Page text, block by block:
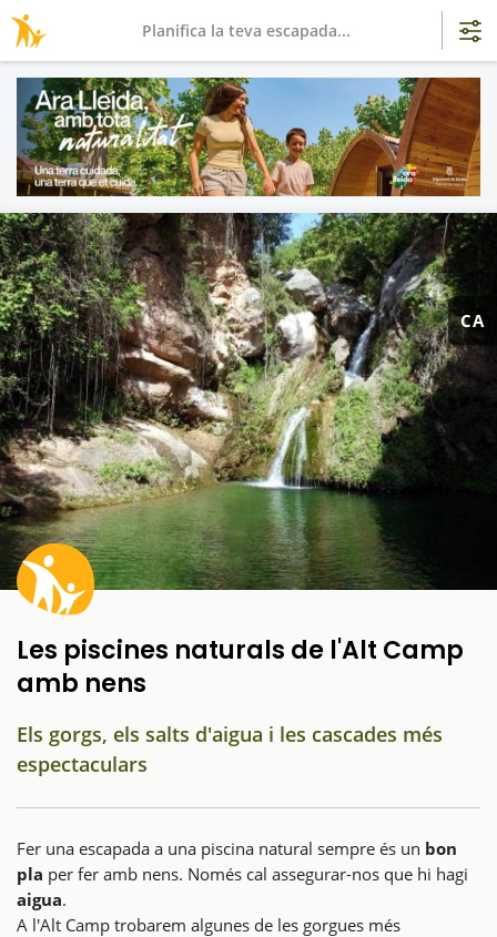
CA
Les piscines naturals de l'Alt Camp
amb nens
Els gorgs, els salts d'aigua i les cascades més
espectaculars
Fer una escapada a una piscina natural sempre és un bon
pla per fer amb nens. Només cal assegurar-nos que hi hagi
aigua.
A l'Alt Camp trobarem algunes de les gorgues més
Planifica la teva escapada...